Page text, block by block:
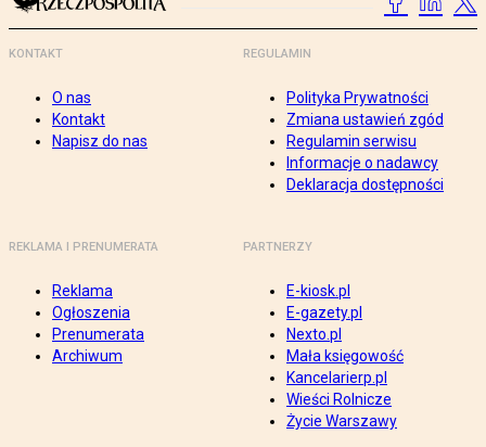
KONTAKT
O nas
Kontakt
Napisz do nas
REGULAMIN
Polityka Prywatności
Zmiana ustawień zgód
Regulamin serwisu
Informacje o nadawcy
Deklaracja dostępności
REKLAMA I PRENUMERATA
Reklama
Ogłoszenia
Prenumerata
Archiwum
PARTNERZY
E-kiosk.pl
E-gazety.pl
Nexto.pl
Mała księgowość
Kancelarierp.pl
Wieści Rolnicze
Życie Warszawy